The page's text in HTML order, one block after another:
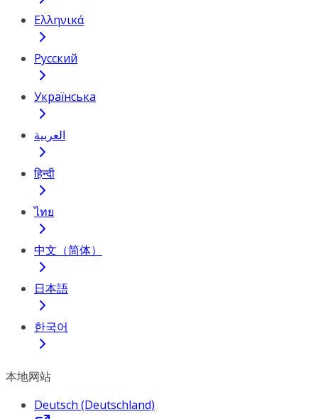
Ελληνικά
Русский
Українська
العربية
हिन्दी
ไทย
中文（简体）
日本語
한국어
本地网站
Deutsch (Deutschland)